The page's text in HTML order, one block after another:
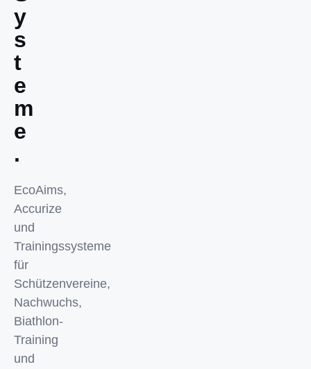
y
s
t
e
m
e
.
EcoAims,
Accurize
und
Trainingssysteme
für
Schützenvereine,
Nachwuchs,
Biathlon-
Training
und